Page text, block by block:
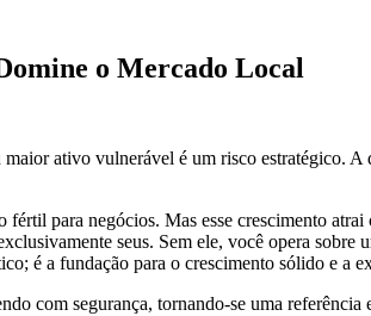
o Mercado Local
ativo vulnerável é um risco estratégico.
para negócios. Mas esse crescimento atrai
seus. Sem ele, você opera
é a fundação para o crescimento sólido e a
com segurança, tornando-se uma